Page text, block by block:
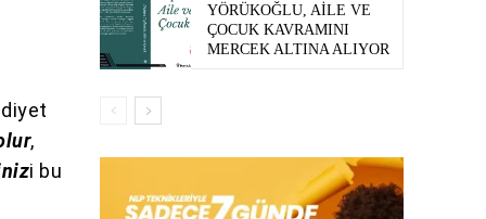
,
i bu
YÖRÜKOĞLU, AILE VE
ÇOCUK KAVRAMINI
MERCEK ALTINA ALIYOR